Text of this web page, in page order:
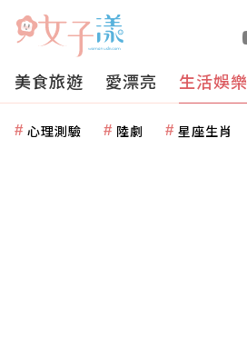
美食旅遊 愛漂亮 生活娛樂
心理測驗 陸劇 星座生肖